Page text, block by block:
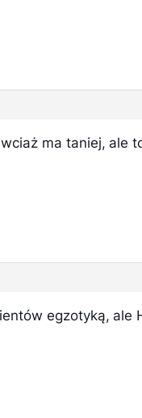
ma taniej, ale
egzotyką, ale